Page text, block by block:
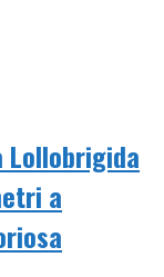
Lollobrigida
a